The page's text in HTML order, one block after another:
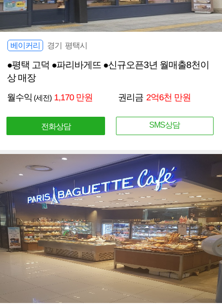
베이커리 경기 평택시
●평택 고덕 ●파리바게뜨 ●신규오픈3년 월매출8천이
상 매장
월수익 (세전) 1,170 만원 권리금 2억6천 만원
전화상담 SMS상담